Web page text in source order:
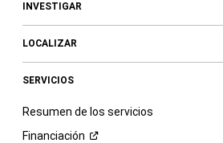
INVESTIGAR
LOCALIZAR
SERVICIOS
Resumen de los servicios
Financiación